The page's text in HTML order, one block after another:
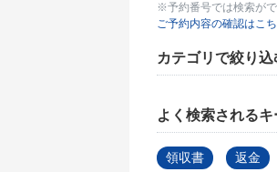
※予約番号では検索がで
ご予約内容の確認はこ
カテゴリで絞り込
よく検索されるキ
領収書 返金